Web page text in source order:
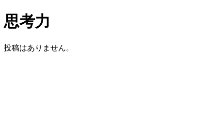
思考力
投稿はありません。